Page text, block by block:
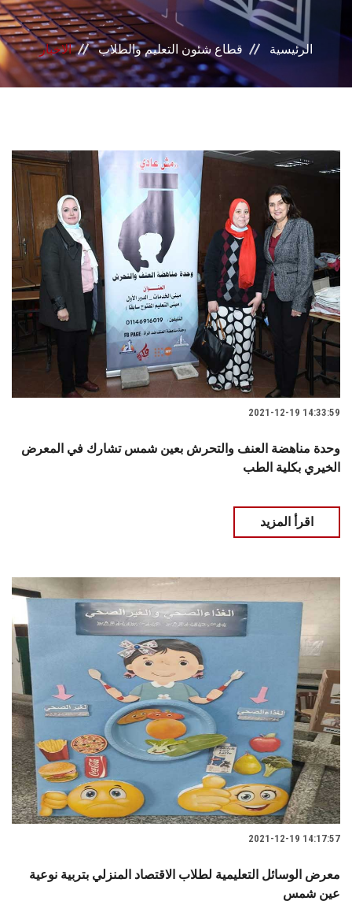
بوابة الطلاب
خدمات القطاع
مجالس القطاع
الرئيسية قطاع شئون التعليم والطلاب الاخبار
2021-12-19 14:33:59
وحدة مناهضة العنف والتحرش بعين شمس تشارك في المعرض
الخيري بكلية الطب
اقرأ المزيد
2021-12-19 14:17:57
معرض الوسائل التعليمية لطلاب الاقتصاد المنزلي بتربية نوعية
عين شمس